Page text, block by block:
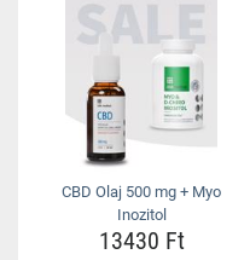
CBD Olaj 500 mg + Myo
Inozitol
13430 Ft